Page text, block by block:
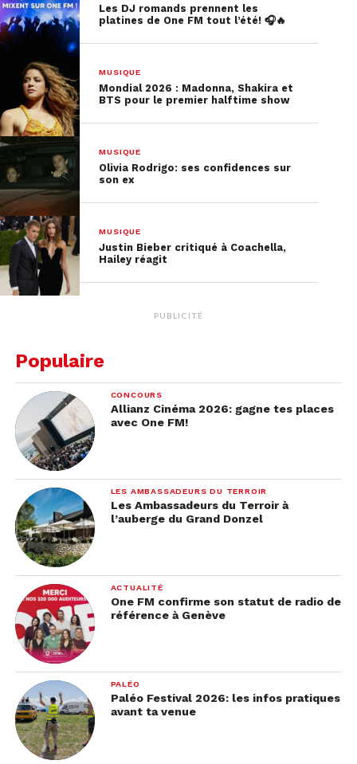
On se réjouit de découvrir ses nouvelles chansons
qui s’annoncent différentes des précédentes, car
l’interprète de
d’esprit avec la pandémie, d’après ses dires.
On sait qu’un album va sortir, mais on a encore
aucune info sur la date de sortie ! Patience donc…
Les DJ romands prennent les
platines de One FM tout l’été! 🎧🔥
MUSIQUE
Mondial 2026 : Madonna, Shakira et
BTS pour le premier halftime show
MUSIQUE
Olivia Rodrigo: ses confidences sur
son ex
MUSIQUE
Justin Bieber critiqué à Coachella,
Hailey réagit
PUBLICITÉ
Populaire
CONCOURS
Allianz Cinéma 2026: gagne tes places
avec One FM!
LES AMBASSADEURS DU TERROIR
Les Ambassadeurs du Terroir à
l’auberge du Grand Donzel
ACTUALITÉ
One FM confirme son statut de radio de
référence à Genève
PALÉO
Paléo Festival 2026: les infos pratiques
avant ta venue